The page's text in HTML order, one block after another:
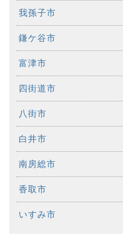
我孫子市
鎌ケ谷市
富津市
四街道市
八街市
白井市
南房総市
香取市
いすみ市